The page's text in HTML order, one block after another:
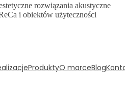
rozwiązania akustyczne
i obiektów użyteczności
ProduktyO marceBlog